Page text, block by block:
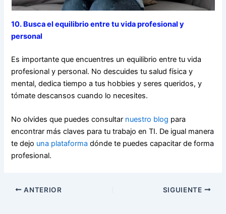
10. Busca el equilibrio entre tu vida profesional y
personal
Es importante que encuentres un equilibrio entre tu vida
profesional y personal. No descuides tu salud física y
mental, dedica tiempo a tus hobbies y seres queridos, y
tómate descansos cuando lo necesites.
No olvides que puedes consultar nuestro blog para
encontrar más claves para tu trabajo en TI. De igual manera
te dejo una plataforma dónde te puedes capacitar de forma
profesional.
ANTERIOR SIGUIENTE